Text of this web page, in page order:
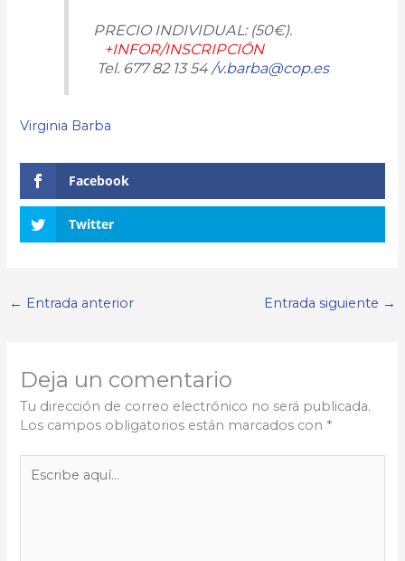
PRECIO INDIVIDUAL: (50€).
+INFOR/INSCRIPCIÓN
Tel. 677 82 13 54/v.barba@cop.es
Virginia Barba
Facebook
Twitter
← Entrada anterior Entrada siguiente →
Deja un comentario
Tu dirección de correo electrónico no será publicada.
Los campos obligatorios están marcados con *
aquí...